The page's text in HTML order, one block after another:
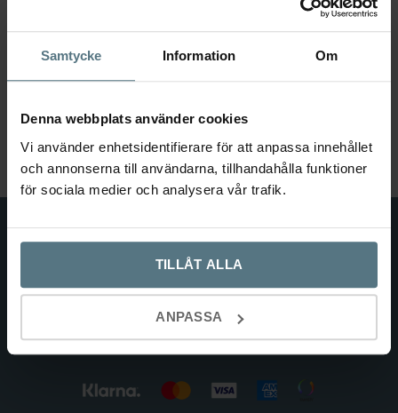
Samtycke Information Om
Denna webbplats använder cookies
Vi använder enhetsidentifierare för att anpassa innehållet
och annonserna till användarna, tillhandahålla funktioner
för sociala medier och analysera vår trafik.
TILLÅT ALLA
ANPASSA
nickel
BESLAG DESIGN
109kr
Lägg till i varukorg